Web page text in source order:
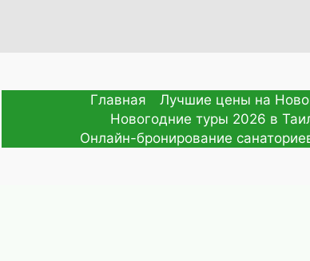
Главная Лучшие цены на
Новогодние туры 2026 в
Онлайн-бронирование